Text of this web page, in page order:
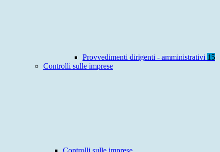
Provvedimenti dirigenti - amministrativi 15
Controlli sulle imprese